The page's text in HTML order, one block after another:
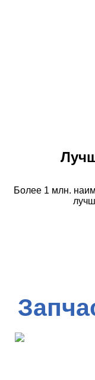
Более 1 млн.